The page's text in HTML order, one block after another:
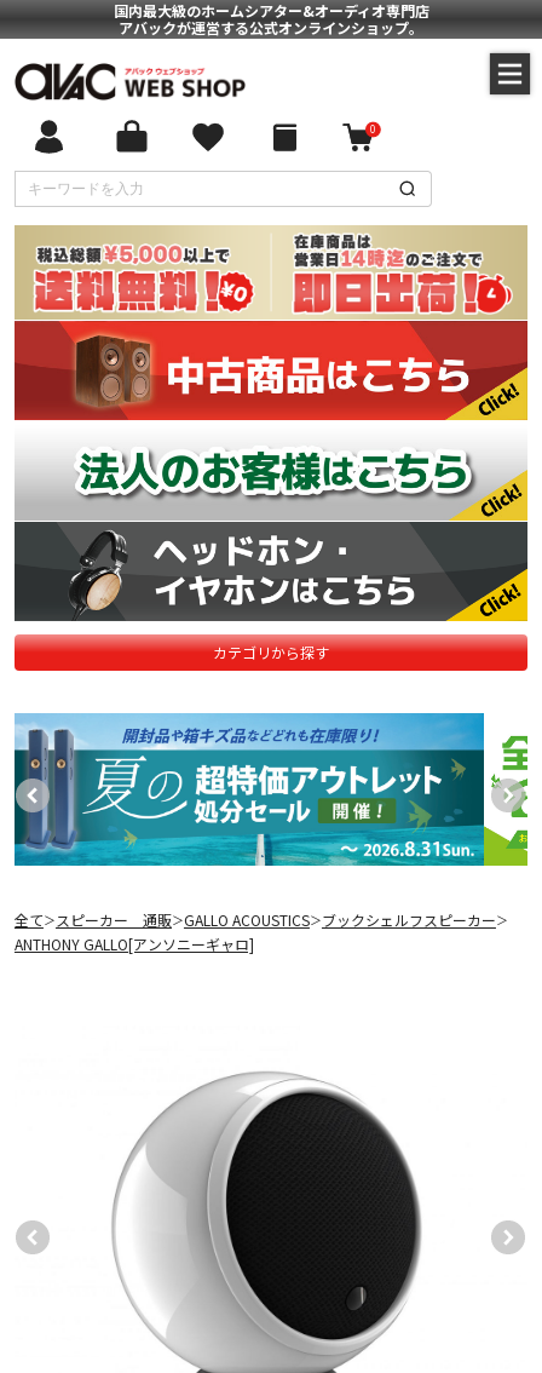
国内最大級のホームシアター&オーディオ専門店
アバックが運営する公式オンラインショップ。
0
カテゴリから探す
全て＞ スピーカー 通販＞GALLO ACOUSTICS＞ブックシェルフスピーカー＞
ANTHONY GALLO[アンソニーギャロ]